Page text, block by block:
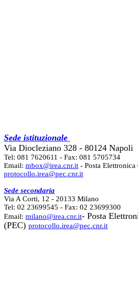
Sede istituzionale
Via Diocleziano 328 - 80124 Napoli
Tel: 081 7620611 - Fax: 081 5705734
Email: mbox@irea.cnr.it - Posta
protocollo.irea@pec.cnr.it
Sede secondaria
Via A Corti, 12 - 20133 Milano
Tel: 02 23699545 - Fax: 02 23699300
Email: milano@irea.cnr.it- Posta
(PEC) protocollo.irea@pec.cnr.it